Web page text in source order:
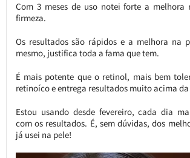
Com 3 meses de uso notei forte a melhora
firmeza.
Os resultados são rápidos e a melhora na
mesmo, justifica toda a fama que tem.
É mais potente que o retinol, mais bem
retinoíco e entrega resultados muito acima
Estou usando desde fevereiro, cada dia
com os resultados. É, sem dúvidas, dos
já usei na pele!